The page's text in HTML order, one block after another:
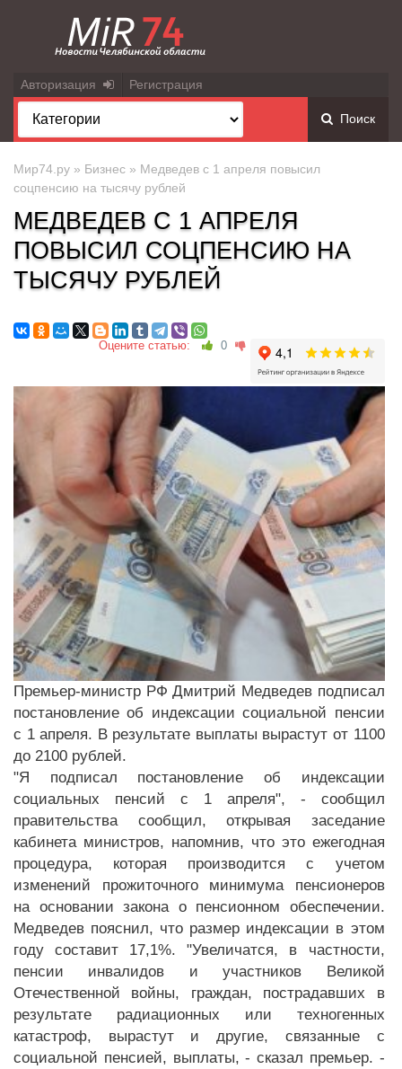
Авторизация Регистрация
Поиск
Мир74.ру » Бизнес » Медведев с 1 апреля повысил
соцпенсию на тысячу рублей
МЕДВЕДЕВ С 1 АПРЕЛЯ
ПОВЫСИЛ СОЦПЕНСИЮ НА
ТЫСЯЧУ РУБЛЕЙ
Оцените статью: 0
Премьер-министр РФ Дмитрий Медведев подписал
постановление об индексации социальной пенсии
с 1 апреля. В результате выплаты вырастут от 1100
до 2100 рублей.
"Я подписал постановление об индексации
социальных пенсий с 1 апреля", - сообщил
правительства сообщил, открывая заседание
кабинета министров, напомнив, что это ежегодная
процедура, которая производится с учетом
изменений прожиточного минимума пенсионеров
на основании закона о пенсионном обеспечении.
Медведев пояснил, что размер индексации в этом
году составит 17,1%. "Увеличатся, в частности,
пенсии инвалидов и участников Великой
Отечественной войны, граждан, пострадавших в
результате радиационных или техногенных
катастроф, вырастут и другие, связанные с
социальной пенсией, выплаты, - сказал премьер. -